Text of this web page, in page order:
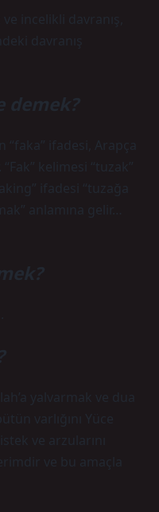
incelikli davranış,
davranış
demek?
“faka” ifadesi, Arapça
kelimesi “tuzak”
ifadesi “tuzağa
anlamına gelir…
yalvarmak ve dua
varlığını Yüce
ve arzularını
ve bu amaçla